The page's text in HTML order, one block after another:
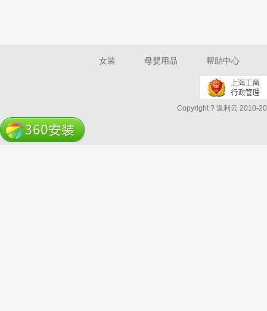
女装 母婴用品 帮助中心
Copyright ? 返利云 2010-